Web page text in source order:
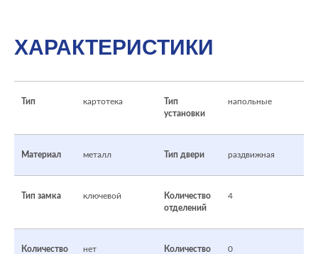
ХАРАКТЕРИСТИКИ
Тип картотека
Тип
установки
напольные
Материал металл Тип двери раздвижная
Тип замка ключевой
Количество
отделений
4
Количество
нет
Количество
0